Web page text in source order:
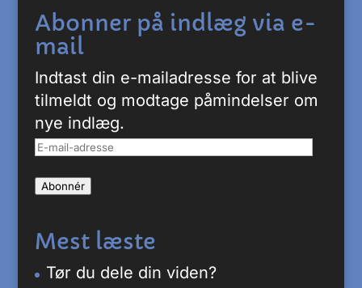
Abonner på indlæg via e-
mail
Indtast din e-mailadresse for at blive
tilmeldt og modtage påmindelser om
nye indlæg.
E-
adresse
Abonnér
Mest læste
Tør du dele din viden?